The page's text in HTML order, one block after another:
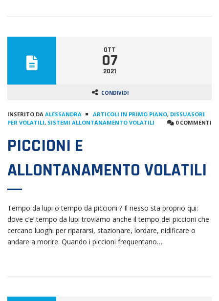
OTT
07
2021
CONDIVIDI
INSERITO DA ALESSANDRA ARTICOLI IN PRIMO PIANO, DISSUASORI
PER VOLATILI, SISTEMI ALLONTANAMENTO VOLATILI 0 COMMENTI
PICCIONI E
ALLONTANAMENTO VOLATILI
Tempo da lupi o tempo da piccioni ? Il nesso sta proprio qui:
dove c’e’ tempo da lupi troviamo anche il tempo dei piccioni che
cercano luoghi per ripararsi, stazionare, lordare, nidificare o
andare a morire. Quando i piccioni frequentano…